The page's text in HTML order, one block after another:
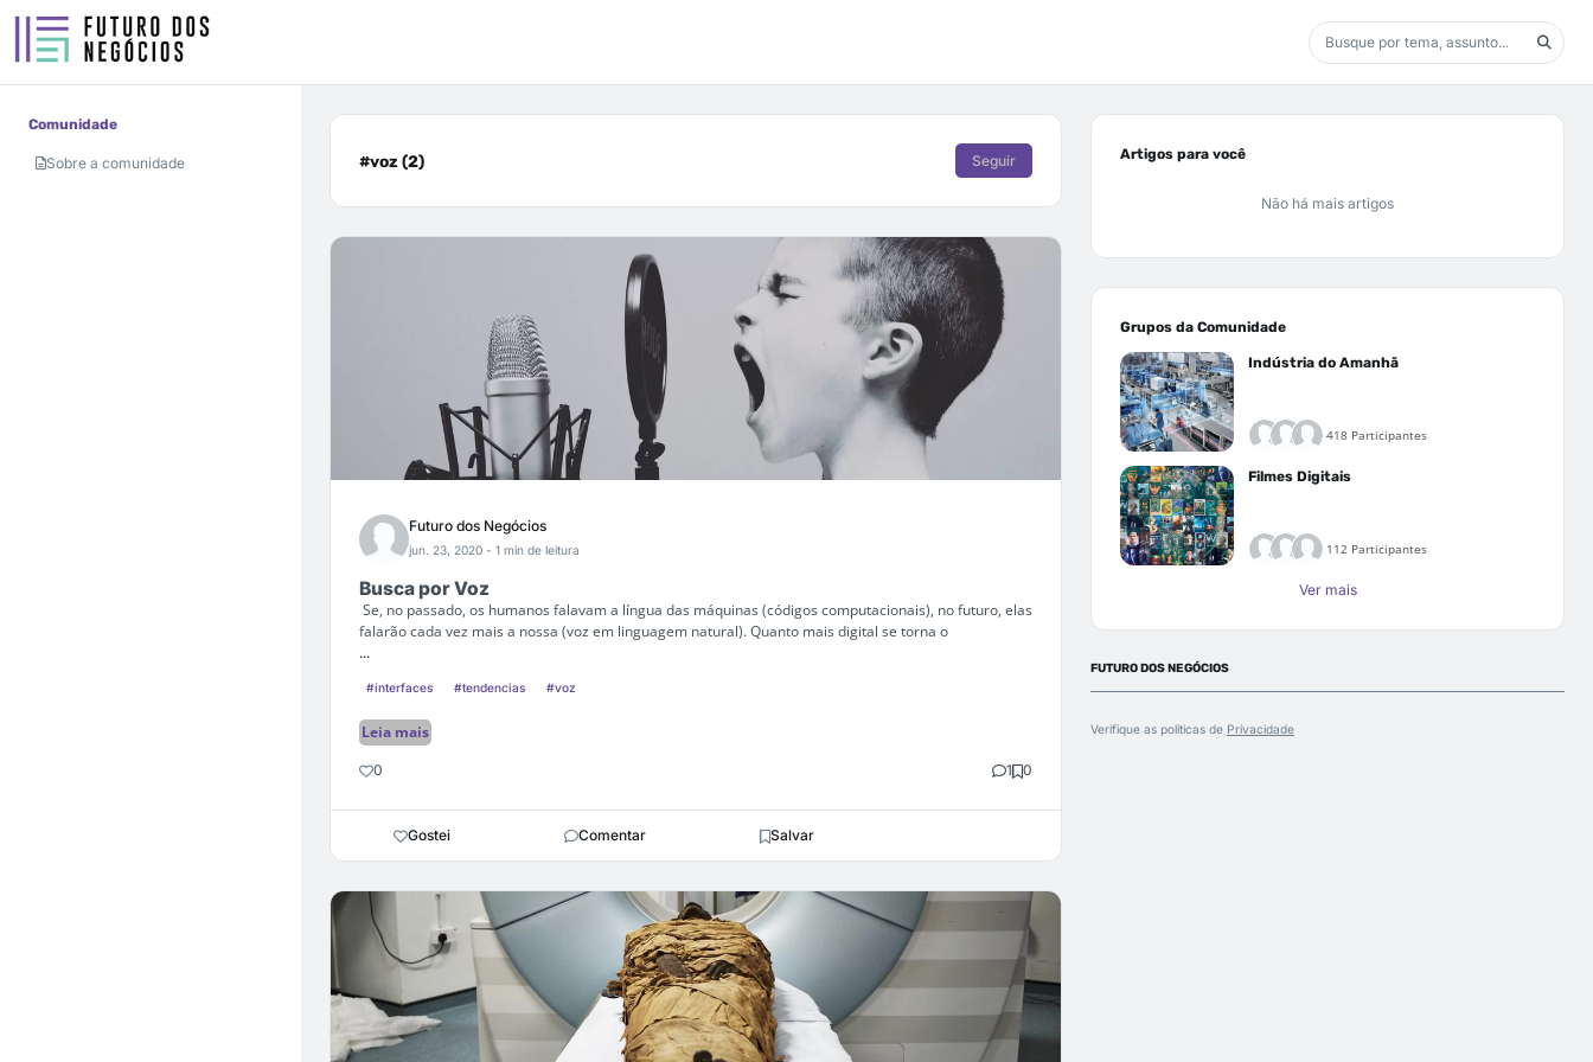
Comunidade
Sobre a comunidade #voz (2) Seguir
Futuro dos Negócios
jun. 23, 2020 - 1 min de leitura
Busca por Voz
Se, no passado, os humanos falavam a língua das máquinas (códigos computacionais), no futuro, elas
falarão cada vez mais a nossa (voz em linguagem natural). Quanto mais digital se torna o
...
#interfaces #tendencias #voz
Leia mais
0 1 0
Gostei Comentar Salvar
Artigos para você
Não há mais artigos
Grupos da Comunidade
Indústria do Amanhã
418 Participantes
Filmes Digitais
112 Participantes
Ver mais
FUTURO DOS NEGÓCIOS
Verifique as políticas de Privacidade